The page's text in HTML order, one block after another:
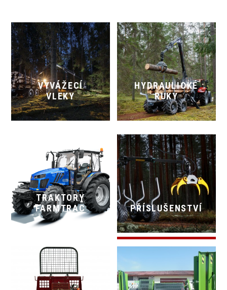
VYVÁŽECÍ
VLEKY
HYDRAULICKÉ
RUKY
TRAKTORY
FARMTRAC
PŘÍSLUŠENSTVÍ